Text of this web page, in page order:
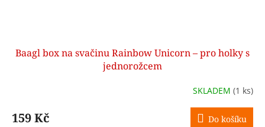
Baagl box na svačinu Rainbow Unicorn – pro holky s
jednorožcem
SKLADEM (1 ks)
159 Kč Do košíku